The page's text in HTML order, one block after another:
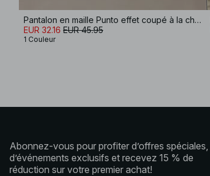
Pantalon en maille Punto effet coupé à la cheville
EUR 32.16 EUR 45.95
1 Couleur
Abonnez-vous pour profiter d’offres spéciales,
d’événements exclusifs et recevez 15 % de
réduction sur votre premier achat!